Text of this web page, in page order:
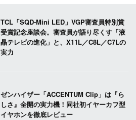
TCL「SQD-Mini LED」VGP審査員特別賞
受賞記念座談会。審査員が語り尽くす「液
晶テレビの進化」と、X11L／C8L／C7Lの
実力
ゼンハイザー「ACCENTUM Clip」は『ら
しさ』全開の実力機！同社初イヤーカフ型
イヤホンを徹底レビュー